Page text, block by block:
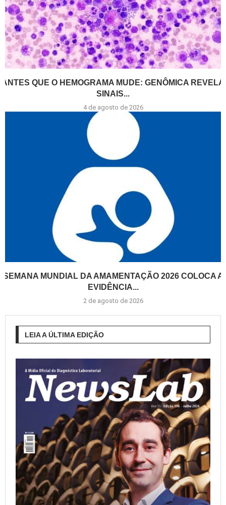
ANTES QUE O HEMOGRAMA MUDE: GENÔMICA REVELA
SINAIS...
4 de agosto de 2026
SEMANA MUNDIAL DA AMAMENTAÇÃO 2026 COLOCA A
EVIDÊNCIA...
2 de agosto de 2026
LEIA A ÚLTIMA EDIÇÃO